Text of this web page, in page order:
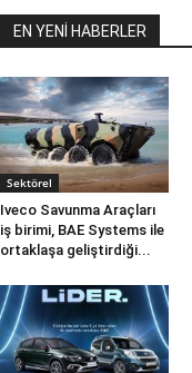
EN YENİ HABERLER
Sektörel
Iveco Savunma Araçları
iş birimi, BAE Systems ile
ortaklaşa geliştirdiği...